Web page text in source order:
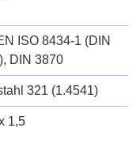
ISO 8434-1 (DIN
, DIN 3870
321 (1.4541)
1,5